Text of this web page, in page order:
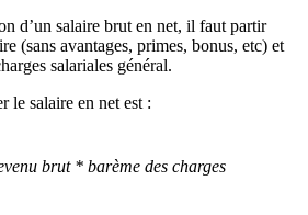
d’un salaire brut en net, il faut partir
(sans avantages, primes, bonus, etc) et
salariales général.
le salaire en net est :
brut * barème des charges